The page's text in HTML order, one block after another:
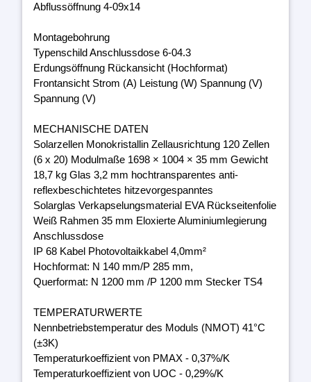
Abflussöffnung 4-09x14
Montagebohrung
Typenschild Anschlussdose 6-04.3
Erdungsöffnung Rückansicht (Hochformat)
Frontansicht Strom (A) Leistung (W) Spannung (V)
Spannung (V)
MECHANISCHE DATEN
Solarzellen Monokristallin Zellausrichtung 120 Zellen
(6 x 20) Modulmaße 1698 × 1004 × 35 mm Gewicht
18,7 kg Glas 3,2 mm hochtransparentes anti-
reflexbeschichtetes hitzevorgespanntes
Solarglas Verkapselungsmaterial EVA Rückseitenfolie
Weiß Rahmen 35 mm Eloxierte Aluminiumlegierung
Anschlussdose
IP 68 Kabel Photovoltaikkabel 4,0mm²
Hochformat: N 140 mm/P 285 mm,
Querformat: N 1200 mm /P 1200 mm Stecker TS4
TEMPERATURWERTE
Nennbetriebstemperatur des Moduls (NMOT) 41°C
(±3K)
Temperaturkoeffizient von PMAX - 0,37%/K
Temperaturkoeffizient von UOC - 0,29%/K